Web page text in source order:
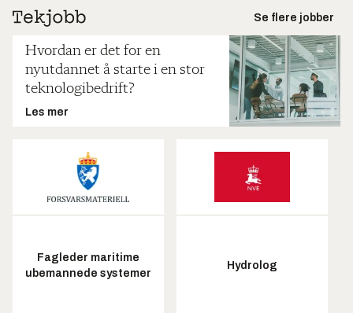
Se flere jobber
Hvordan er det for en
nyutdannet å starte i en stor
teknologibedrift?
Les mer
Fagleder maritime
ubemannede systemer
Hydrolog